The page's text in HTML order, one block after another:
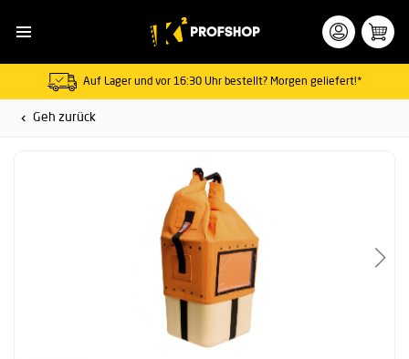
Auf Lager und vor 16:30 Uhr bestellt? Morgen geliefert!*
Geh zurück